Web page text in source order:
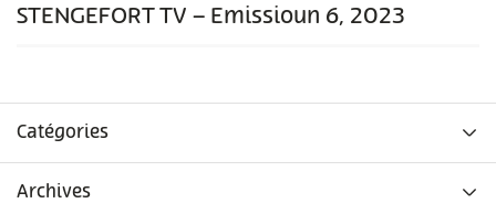
STENGEFORT TV – Emissioun 6, 2023
Catégories
Archives